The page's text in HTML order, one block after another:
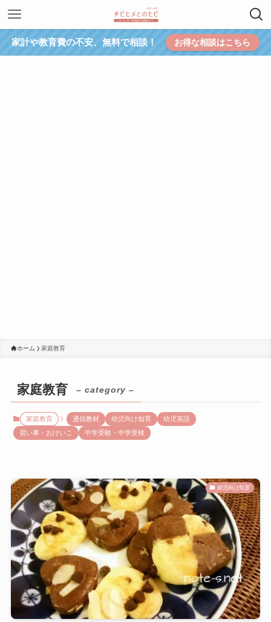
家計や教育費の不安、無料で相談！ お得な相談はこちら
ホーム 家庭教育
家庭教育 – category –
家庭教育 通信教材 幼児向け知育
幼児英語
習い事・おけいこ
中学受験・中学受検
幼児向け知育